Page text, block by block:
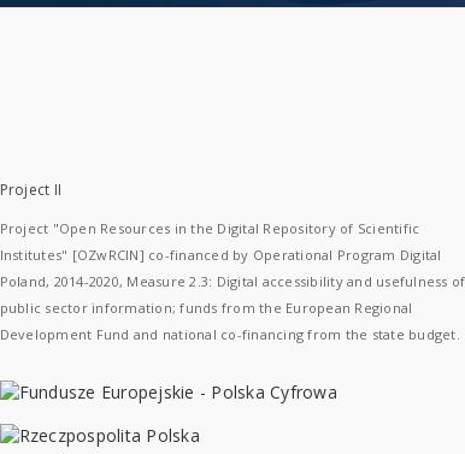
Project II
Project "Open Resources in the Digital Repository of Scientific
Institutes" [OZwRCIN] co-financed by Operational Program Digital
Poland, 2014-2020, Measure 2.3: Digital accessibility and usefulness of
public sector information; funds from the European Regional
Development Fund and national co-financing from the state budget.